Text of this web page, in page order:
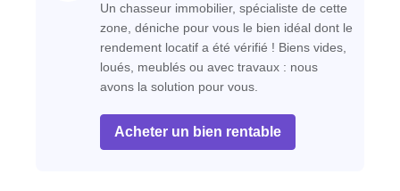
Un chasseur immobilier, spécialiste de cette
zone, déniche pour vous le bien idéal dont le
rendement locatif a été vérifié ! Biens vides,
loués, meublés ou avec travaux : nous
avons la solution pour vous.
Acheter un bien rentable